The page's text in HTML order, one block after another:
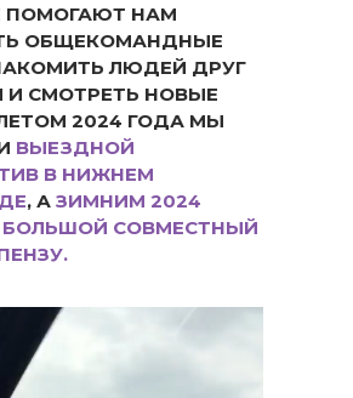
ПОМОГАЮТ НАМ
ОБЩЕКОМАНДНЫЕ
ЛЮДЕЙ ДРУГ
И СМОТРЕТЬ НОВЫЕ
2024 ГОДА МЫ
ВЫЕЗДНОЙ
В НИЖНЕМ
, А ЗИМНИМ 2024
БОЛЬШОЙ СОВМЕСТНЫЙ